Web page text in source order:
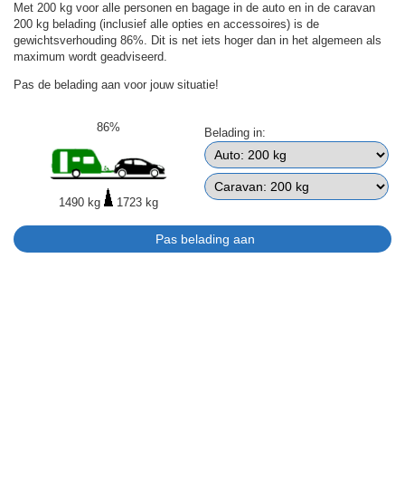
Met 200 kg voor alle personen en bagage in de auto en in de caravan
200 kg belading (inclusief alle opties en accessoires) is de
gewichtsverhouding 86%. Dit is net iets hoger dan in het algemeen als
maximum wordt geadviseerd.
Pas de belading aan voor jouw situatie!
86%
1490 kg 1723 kg
Belading in: